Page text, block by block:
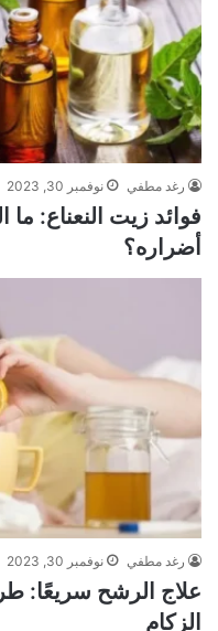
رغد مطفي نوفمبر 30, 2023
فوائد زيت النعناع: ما
أضراره؟
رغد مطفي نوفمبر 30, 2023
علاج الرشح سريعًا:
الزكام